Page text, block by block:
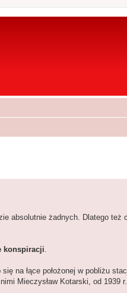
absolutnie żadnych. Dlatego też
konspiracji.
na łące położonej w pobliżu
Mieczysław Kotarski, od 1939